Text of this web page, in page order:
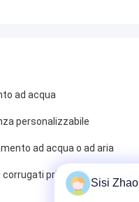
ad acqua
personalizzabile
ad acqua o ad aria
principali
Sisi Zhao